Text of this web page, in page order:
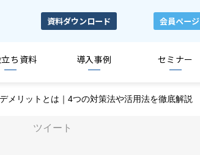
資料ダウンロード 会員ページ
ち資料 導入事例 セミナー
メリットとは｜4つの対策法や活用法を徹底解説
ツイート